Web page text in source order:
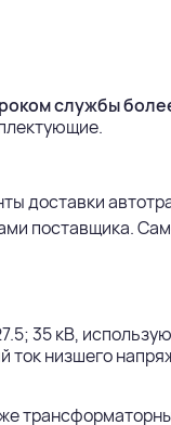
службы
доставки
поставщика.
35 кВ,
ток низшего